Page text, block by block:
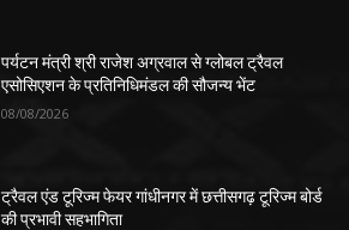
पर्यटन मंत्री श्री राजेश अग्रवाल से ग्लोबल ट्रैवल
एसोसिएशन के प्रतिनिधिमंडल की सौजन्य भेंट
08/08/2026
ट्रैवल एंड टूरिज्म फेयर गांधीनगर में छत्तीसगढ़ टूरिज्म बोर्ड
की प्रभावी सहभागिता